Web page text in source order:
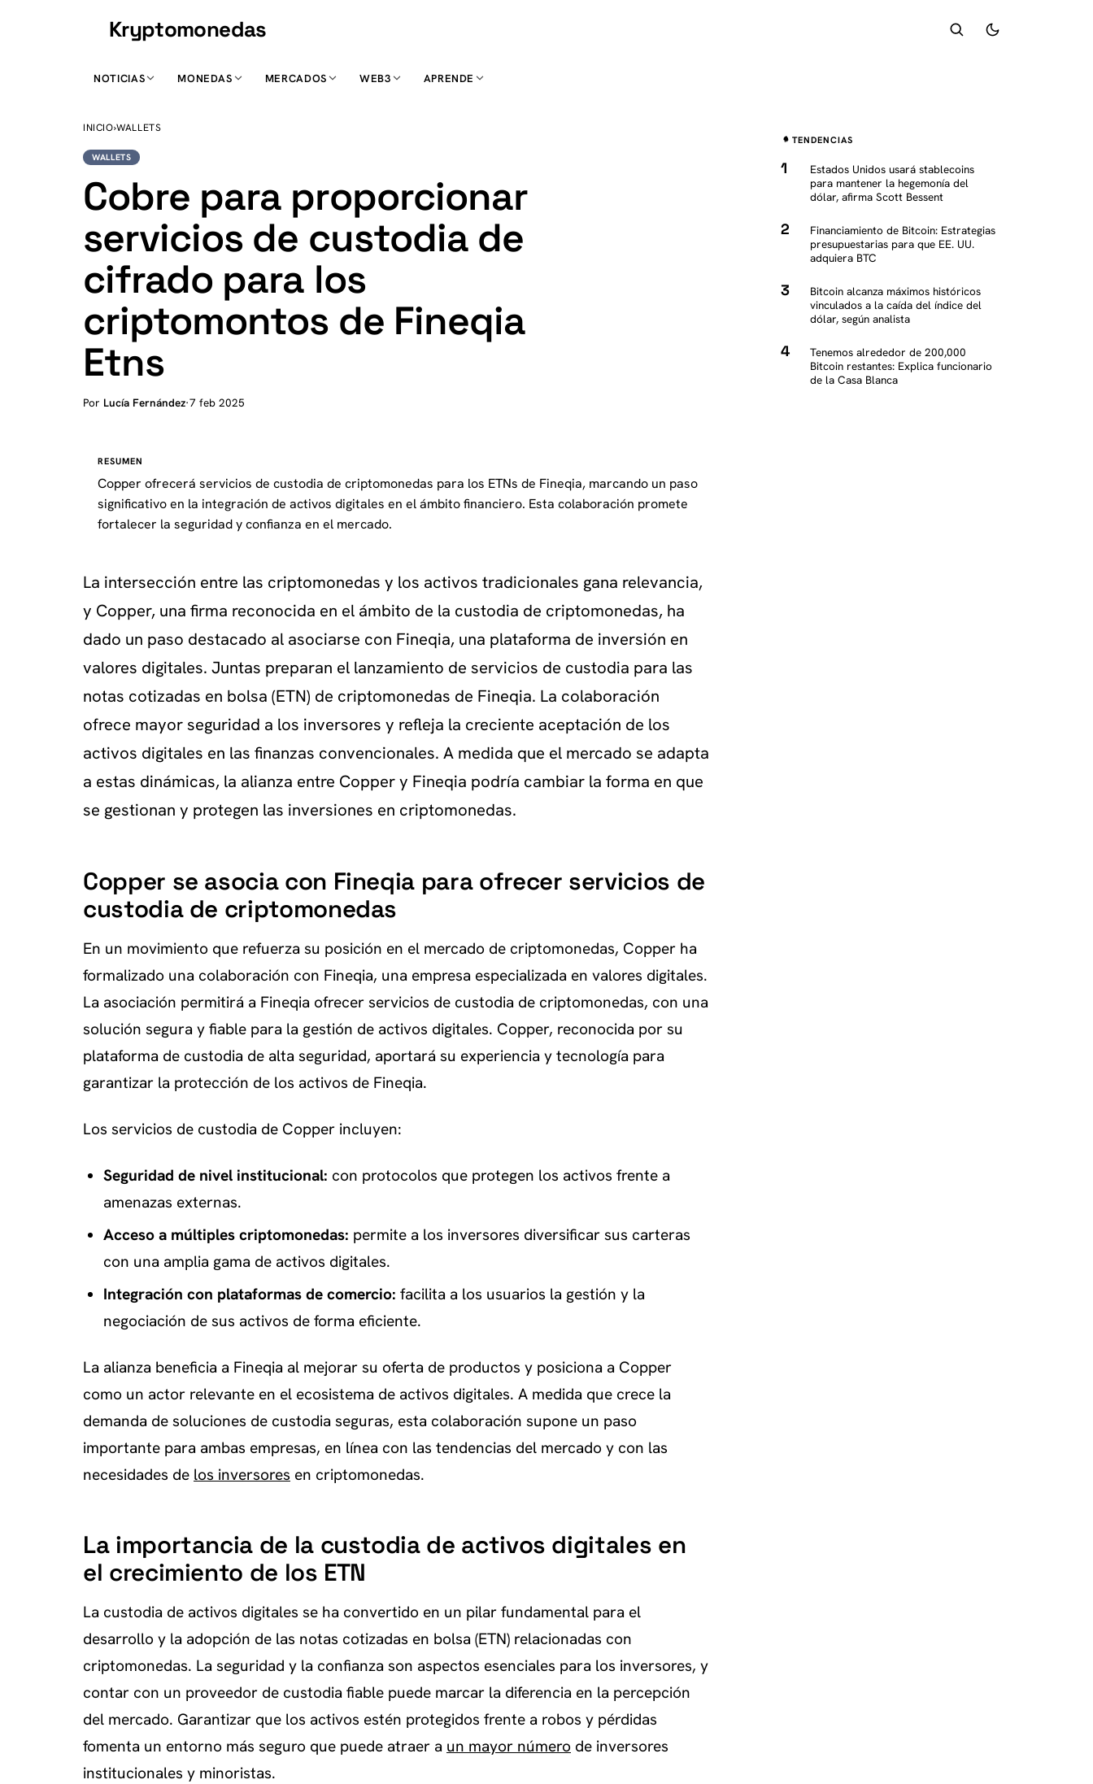
Kryptomonedas
NOTICIAS MONEDAS MERCADOS WEB3 APRENDE
INICIO›WALLETS
WALLETS
Cobre para proporcionar
servicios de custodia de
cifrado para los
criptomontos de Fineqia
Etns
Por Lucía Fernández·7 feb 2025
RESUMEN
Copper ofrecerá servicios de custodia de criptomonedas para los ETNs de Fineqia, marcando un paso
significativo en la integración de activos digitales en el ámbito financiero. Esta colaboración promete
fortalecer la seguridad y confianza en el mercado.
La intersección entre las criptomonedas y los activos tradicionales gana relevancia,
y Copper, una firma reconocida en el ámbito de la custodia de criptomonedas, ha
dado un paso destacado al asociarse con Fineqia, una plataforma de inversión en
valores digitales. Juntas preparan el lanzamiento de servicios de custodia para las
notas cotizadas en bolsa (ETN) de criptomonedas de Fineqia. La colaboración
ofrece mayor seguridad a los inversores y refleja la creciente aceptación de los
activos digitales en las finanzas convencionales. A medida que el mercado se adapta
a estas dinámicas, la alianza entre Copper y Fineqia podría cambiar la forma en que
se gestionan y protegen las inversiones en criptomonedas.
Copper se asocia con Fineqia para ofrecer servicios de
custodia de criptomonedas
En un movimiento que refuerza su posición en el mercado de criptomonedas, Copper ha
formalizado una colaboración con Fineqia, una empresa especializada en valores digitales.
La asociación permitirá a Fineqia ofrecer servicios de custodia de criptomonedas, con una
solución segura y fiable para la gestión de activos digitales. Copper, reconocida por su
plataforma de custodia de alta seguridad, aportará su experiencia y tecnología para
garantizar la protección de los activos de Fineqia.
Los servicios de custodia de Copper incluyen:
Seguridad de nivel institucional: con protocolos que protegen los activos frente a
amenazas externas.
Acceso a múltiples criptomonedas: permite a los inversores diversificar sus carteras
con una amplia gama de activos digitales.
Integración con plataformas de comercio: facilita a los usuarios la gestión y la
negociación de sus activos de forma eficiente.
La alianza beneficia a Fineqia al mejorar su oferta de productos y posiciona a Copper
como un actor relevante en el ecosistema de activos digitales. A medida que crece la
demanda de soluciones de custodia seguras, esta colaboración supone un paso
importante para ambas empresas, en línea con las tendencias del mercado y con las
necesidades de los inversores en criptomonedas.
La importancia de la custodia de activos digitales en
el crecimiento de los ETN
La custodia de activos digitales se ha convertido en un pilar fundamental para el
desarrollo y la adopción de las notas cotizadas en bolsa (ETN) relacionadas con
criptomonedas. La seguridad y la confianza son aspectos esenciales para los inversores, y
contar con un proveedor de custodia fiable puede marcar la diferencia en la percepción
del mercado. Garantizar que los activos estén protegidos frente a robos y pérdidas
fomenta un entorno más seguro que puede atraer a un mayor número de inversores
institucionales y minoristas.
TENDENCIAS
Estados Unidos usará stablecoins
para mantener la hegemonía del
dólar, afirma Scott Bessent
Financiamiento de Bitcoin: Estrategias
presupuestarias para que EE. UU.
adquiera BTC
Bitcoin alcanza máximos históricos
vinculados a la caída del índice del
dólar, según analista
Tenemos alrededor de 200,000
Bitcoin restantes: Explica funcionario
de la Casa Blanca